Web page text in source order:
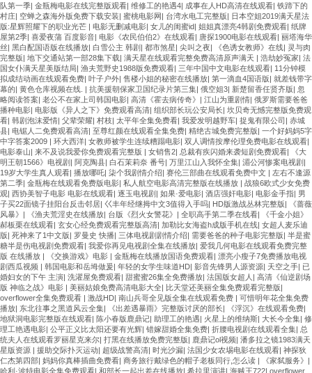
队第一季| 金瓶梅电影在线完整版观看| 维修工的艳遇4| 成事在人HD高清在线观看| 铁蹄下的
村庄| 空蝉之森海外版免费下载安装| 蜜桃电影网| 台湾水电工完整版| 日本空姐2019满天星法
版:星辉照耀下的职业光芒 | 电影无删减电影| 女儿的闺蜜id| 姐姐真漂亮4韩剧免费观看| 纸牌
屋第2季| 喜爱夜蒲 百度影音| 电影《农民伯伯2》在线观看| 唐探1900电影在线观看| 丽塔海华
丝| 黑白配国语版在线播放| 白雪公主 韩剧 | 都市煞星| 尖叫之夜| 《色诱女教师》在线| 灵与肉
完整版| 地下交通站第一部28集下载| 满天星在线观看完整免费高清原声满天 | 浩劫妙冤家| 法
国女仆满天星美版结局| 渔夫荒野史1988版免费观看| 三年中国中文电影在线观看| 11分钟模
拟成结动画在线观看免费| 叶子户外| 售楼小姐的秘密在线播放| 第一滴血4国语版| 就差钱带字
幕的| 黄色仓库视频在线. | 抗美援朝保家卫国纪录片第三集| 俄空姐3| 新楚留香任贤齐版| 忽
略阅读答案| 老公不在家上司韩国电影| 高清《霍去病传奇》 | 江山为重剧情| 俄罗斯需要爸爸
播种电影| 电影版《异人之下》免费观看高清| 组织部长玩公安局长| 坎贝奇无憾完整版免费观
看| 韩剧泡沫爱情| 父辈荣耀| 村枝| 太平年全集免费看| 我爱发明越野车| 捉鬼有限公司 | 赤城
县| 电锯人二免费观看高清| 至尊红颜在线观看全集免费| 精绝古城免费完整版| 一个好妈妈5字
中字答案2009 | 环大西洋| 女教师被学生连续糟蹋电影| 双人调情按摩伦理免费电影在线观看|
电影泰山| 来不及说我爱你免费观看完整版 | 女销售2| 总裁有疾闪婚来袭短剧免费观看|
《大
明王朝1566》电视剧 | 阿克陶县| 白石茉莉奈 番号| 万里江山入我怀全集| 湄公河惨案电视剧 |
19岁大学生真人观看| 播放哪吒| 柒个我剧情介绍| 赛伦三部曲在线观看免费中文 | 左右不逢源
第二季| 金瓶梅在线观看免费版电影| 私人航空电影高清完整版在线播放 | 战狼6欧式少女免费
观| 西协美智子电影 电影在线观看| 逐玉电视剧 | 如果·爱电影| 酒店强奸电影| 电影金手指| 男
子买22面镜子挂阳台反击邻居| 巜丰年经继拇中文3值得入手吗| HD版激战丛林完整版|
《蔷薇
风暴》 | 《渔夫荒淫史在线播放| 台版《烈火女警花》 | 全职高手第二季在线看|
《千金小姐》
郝板栗在线观看| 玄女心经免费观看完整版高清| 加勒比女海盗h成版手机在线| 女超人麦乐迪
版| 死神来了1中文版| 罗曼史 快播| 三体电视剧剧情介绍| 需要爸爸的种子电影完整版| 半是蜜
糖半是伤电视剧免费观看| 我爱你再见电视剧全集在线播放| 爱我几何电影在线观看免费完整
版 在线播放 | 《交换游戏》电影 | 金瓶梅在线播放国语免费观看| 漂亮小瘦子7免费播放电视
剧西瓜视频 | 韩国电影和岳坶做爰| 年轻的女学生味道HD| 影音先锋男人源资源| 天空之手| 已
婚妇女的下午 主演| 洗濯屋免费观看| 甜蜜蜜26集全免费播放| 法国版女超人 | 高清《仙逆剧场
版 神临之战》电影 | 美丽姑娘免费高清电影大全| 比天堂还美丽全集免费观看完整版|
overflower全集免费观看 | 激战HD| 南山兵哥全见版全集在线观看免费 | 可惜明年花全集免费
播放| 东北往事之黑道风云全集| 《出差遇暴雨》完整版讨厌的部长| 《浮沉》在线观看免费|
地狱洞电影完整版在线观看| 陈小春版鹿鼎记| 助理工的艳遇| 火星上的维纳斯| 大长今全集| 修
理工艳遇电影| 公平正义比太阳还要有光辉| 错嫁甜婚全集免费| 折腰电视剧在线观看全集| 总
统夫人在线观看罗丽星克来尔| 打黑在线播放免费完整版| 鹿鼎记ol视频| 潘多拉之镜1983满天
星版资源 | 援助交际扑灭运动| 超级战警高清| 时光沙漏| 法国少女农埸电影在线观看| 神探狄
仁杰第四部| 妈妈你真棒插曲免费看| 商务旅行戴绿色的帽子老板同行,怎么读 | 《家弑服务》 |
哈利·波特电影全集免费观看| 和部长一起出差在线播放| 希拉里演讲| 海贼王722| overflower